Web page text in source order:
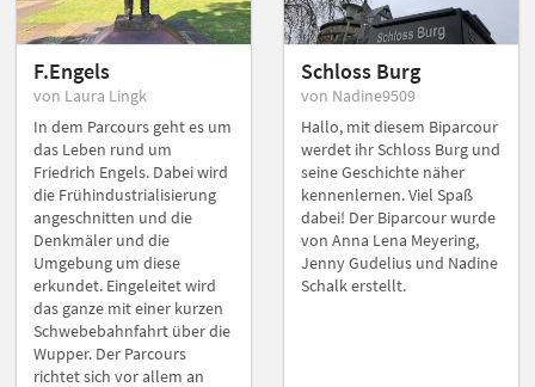
F.Engels
von Laura Lingk
In dem Parcours geht es um
das Leben rund um
Friedrich Engels. Dabei wird
die Frühindustrialisierung
angeschnitten und die
Denkmäler und die
Umgebung um diese
erkundet. Eingeleitet wird
das ganze mit einer kurzen
Schwebebahnfahrt über die
Wupper. Der Parcours
richtet sich vor allem an
Schloss Burg
von Nadine9509
Hallo, mit diesem Biparcour
werdet ihr Schloss Burg und
seine Geschichte näher
kennenlernen. Viel Spaß
dabei! Der Biparcour wurde
von Anna Lena Meyering,
Jenny Gudelius und Nadine
Schalk erstellt.